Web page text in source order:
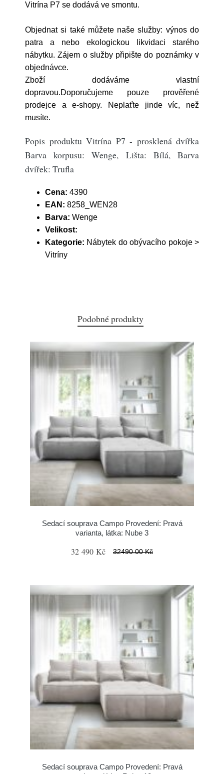
Vitrína P7 se dodává ve smontu.
Objednat si také můžete naše služby: výnos do
patra a nebo ekologickou likvidaci starého
nábytku. Zájem o služby připište do poznámky v
objednávce.
Zboží dodáváme vlastní
dopravou.Doporučujeme pouze prověřené
prodejce a e-shopy. Neplaťte jinde víc, než
musíte.
Popis produktu Vitrína P7 - prosklená dvířka
Barva korpusu: Wenge, Lišta: Bílá, Barva
dvířek: Trufla
Cena: 4390
EAN: 8258_WEN28
Barva: Wenge
Velikost:
Kategorie: Nábytek do obývacího pokoje >
Vitríny
Podobné produkty
Sedací souprava Campo Provedení: Pravá
varianta, látka: Nube 3
32 490 Kč 32490.00 Kč
Sedací souprava Campo Provedení: Pravá